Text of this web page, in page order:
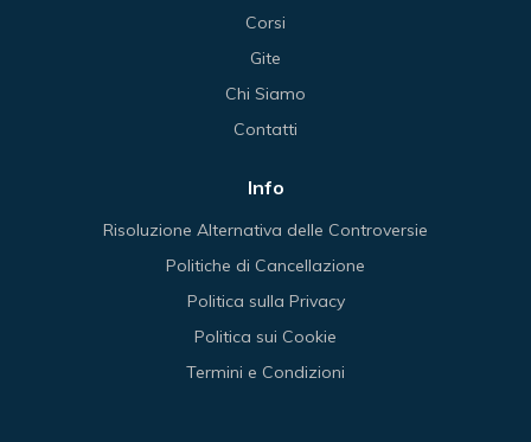
Corsi
Gite
Chi Siamo
Contatti
Info
Risoluzione Alternativa delle Controversie
Politiche di Cancellazione
Politica sulla Privacy
Politica sui Cookie
Termini e Condizioni